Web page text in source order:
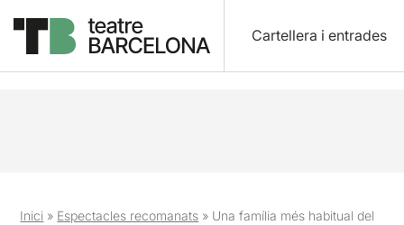
Cartellera i entrades
Inici » Espectacles recomanats » Una família més habitual del